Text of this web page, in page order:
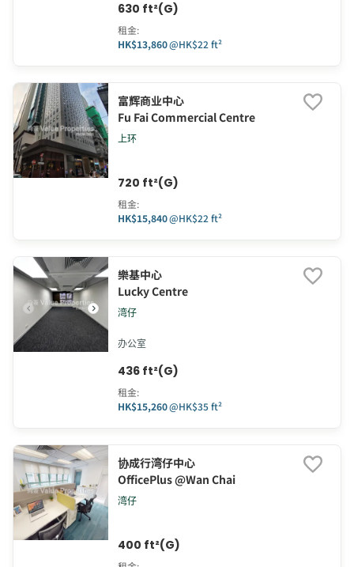
630 ft²(G)
租金:
HK$13,860@HK$22 ft²
富辉商业中心
Fu Fai Commercial Centre
上环
720 ft²(G)
租金:
HK$15,840@HK$22 ft²
樂基中心
Lucky Centre
湾仔
办公室
436 ft²(G)
租金:
HK$15,260@HK$35 ft²
协成行湾仔中心
OfficePlus @Wan Chai
湾仔
400 ft²(G)